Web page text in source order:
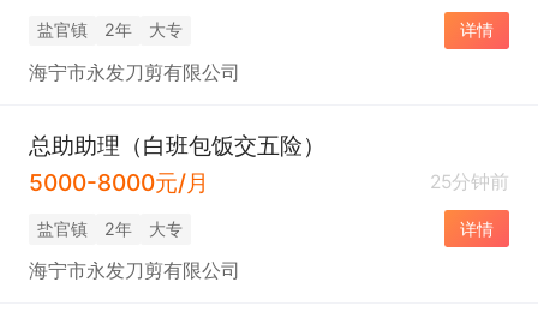
盐官镇 2年 大专 详情
海宁市永发刀剪有限公司
总助助理（白班包饭交五险）
5000-8000元/月
25分钟前
盐官镇 2年 大专 详情
海宁市永发刀剪有限公司